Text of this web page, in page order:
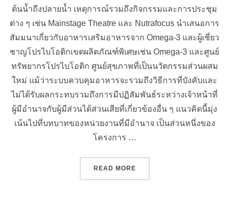
ต้นน้ำถึงปลายน้ำ เหตุการณ์รวมถึงกิจกรรมและการประชุม
ต่าง ๆ เช่น Mainstage Theatre และ Nutrafocus นำเสนอการ
สัมมนาเกี่ยวกับอาหารเสริมอาหารจาก Omega-3 และผู้เชี่ยว
ชาญโปรไบโอติกเขตผลิตภัณฑ์พิเศษเช่น Omega-3 และศูนย์
ทรัพยากรโปรไบโอติก ศูนย์สุขภาพที่เป็นนวัตกรรมส่วนผสม
ใหม่ แม้ว่าระบบควบคุมอาหารจะรวมถึงวิธีการที่บังคับและ
ไม่ได้รับผลกระทบรวมถึงการมีปฏิสัมพันธ์ระหว่างเจ้าหน้าที่
ผู้มีอำนาจกับผู้มีส่วนได้ส่วนเสียที่เกี่ยวข้องอื่น ๆ แนวคิดนี้มุ่ง
เน้นไปที่บทบาทของหน่วยงานที่มีอำนาจ เป็นส่วนหนึ่งของ
โครงการ …
READ MORE“ประมวลกฎหมายอาญาแห่งป